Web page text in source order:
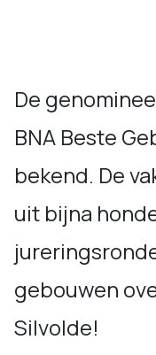
De
BNA Beste
bekend. De
uit bijna
gebouwen
Silvolde!